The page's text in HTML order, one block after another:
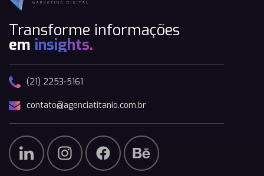
Transforme informações
em insights.
(21) 2253-5161
contato@agenciatitanio.com.br